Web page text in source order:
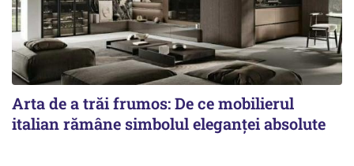
Arta de a trăi frumos: De ce mobilierul
italian rămâne simbolul eleganței absolute